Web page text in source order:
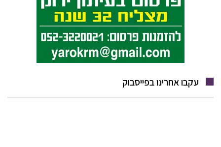
עקבו אחרינו בפייסבוק